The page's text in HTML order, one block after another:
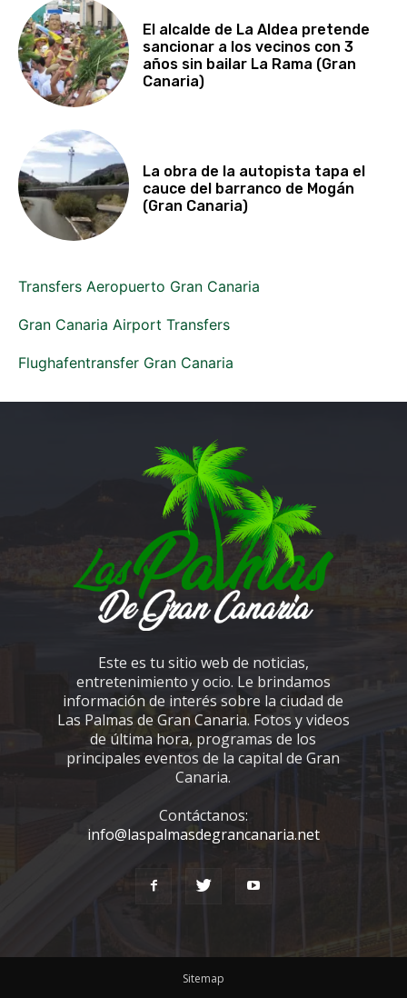
El alcalde de La Aldea pretende
sancionar a los vecinos con 3
años sin bailar La Rama (Gran
Canaria)
La obra de la autopista tapa el
cauce del barranco de Mogán
(Gran Canaria)
Transfers Aeropuerto Gran Canaria
Gran Canaria Airport Transfers
Flughafentransfer Gran Canaria
Este es tu sitio web de noticias,
entretenimiento y ocio. Le brindamos
información de interés sobre la ciudad de
Las Palmas de Gran Canaria. Fotos y videos
de última hora, programas de los
principales eventos de la capital de Gran
Canaria.
Contáctanos:
info@laspalmasdegrancanaria.net
Sitemap